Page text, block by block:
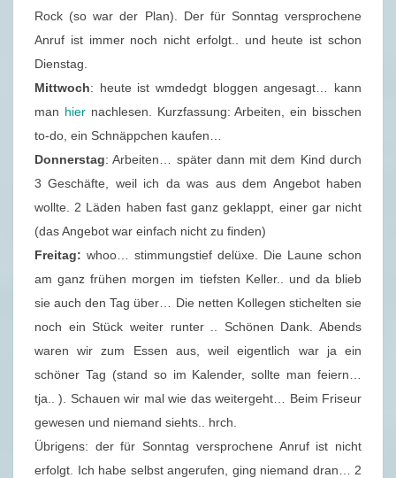
Rock (so war der Plan). Der für Sonntag versprochene
Anruf ist immer noch nicht erfolgt.. und heute ist schon
Dienstag.
Mittwoch: heute ist wmdedgt bloggen angesagt… kann
man hiernachlesen. Kurzfassung: Arbeiten, ein bisschen
to-do, ein Schnäppchen kaufen…
Donnerstag: Arbeiten… später dann mit dem Kind durch
3 Geschäfte, weil ich da was aus dem Angebot haben
wollte. 2 Läden haben fast ganz geklappt, einer gar nicht
(das Angebot war einfach nicht zu finden)
Freitag: whoo… stimmungstief delüxe. Die Laune schon
am ganz frühen morgen im tiefsten Keller.. und da blieb
sie auch den Tag über… Die netten Kollegen stichelten sie
noch ein Stück weiter runter .. Schönen Dank. Abends
waren wir zum Essen aus, weil eigentlich war ja ein
schöner Tag (stand so im Kalender, sollte man feiern…
tja.. ). Schauen wir mal wie das weitergeht… Beim Friseur
gewesen und niemand siehts.. hrch.
Übrigens: der für Sonntag versprochene Anruf ist nicht
erfolgt. Ich habe selbst angerufen, ging niemand dran… 2